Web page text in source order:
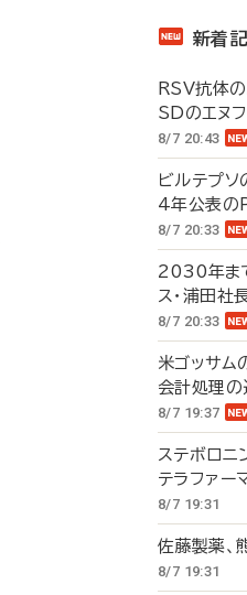
新着
RSV抗体
SDのエヌ
8/7 20:43
ビルテプ
4年公表の
8/7 20:33
2030年ま
ス・浦田社
8/7 20:33
米ゴッサム
会計処理の
8/7 19:37
ステボロ
テラファー
8/7 19:31
佐藤製薬
8/7 19:31